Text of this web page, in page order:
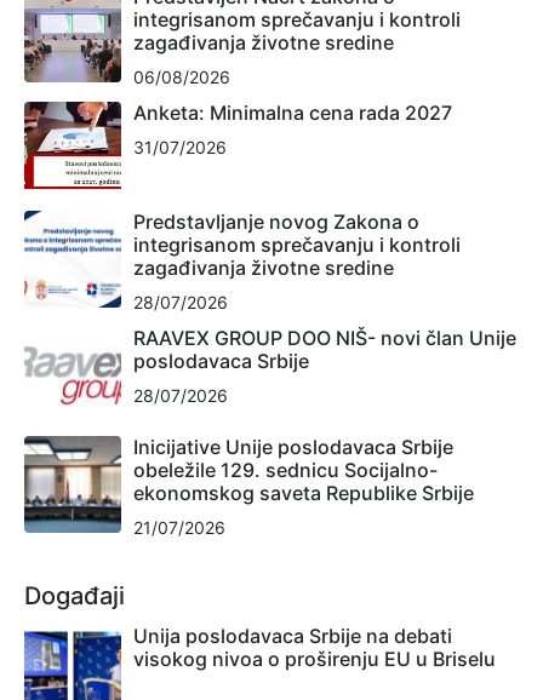
integrisanom sprečavanju i kontroli
zagađivanja životne sredine
06/08/2026
Anketa: Minimalna cena rada 2027
31/07/2026
Predstavljanje novog Zakona o
integrisanom sprečavanju i kontroli
zagađivanja životne sredine
28/07/2026
RAAVEX GROUP DOO NIŠ- novi član Unije
poslodavaca Srbije
28/07/2026
Inicijative Unije poslodavaca Srbije
obeležile 129. sednicu Socijalno-
ekonomskog saveta Republike Srbije
21/07/2026
Događaji
Unija poslodavaca Srbije na debati
visokog nivoa o proširenju EU u Briselu